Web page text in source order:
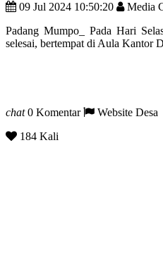
09 Jul 2024 10:50:20
Media
Padang Mumpo_ Pada Hari
selesai, bertempat di Aula Kantor
chat0 Komentar
Website Desa
184 Kali